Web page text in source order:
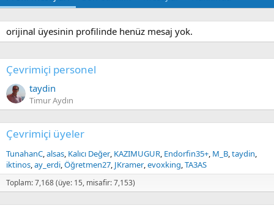
orijinal üyesinin profilinde henüz mesaj yok.
Çevrimiçi personel
taydin
Timur Aydın
Çevrimiçi üyeler
TunahanC alsas Kalıcı Değer KAZIMUGUR Endorfin35+ M_B taydin
iktinos ay_erdi Öğretmen27 JKramer evoxking TA3AS
Toplam: 7,168 (üye: 15, misafir: 7,153)